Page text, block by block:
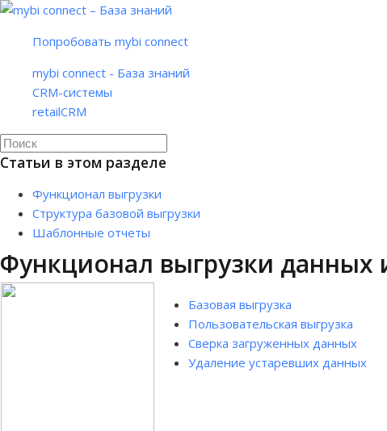
Попробовать mybi connect
mybi connect - База знаний
CRM-системы
retailCRM
Статьи в этом разделе
Функционал выгрузки
Структура базовой выгрузки
Шаблонные отчеты
Функционал выгрузки данных
Базовая выгрузка
Пользовательская выгрузка
Сверка загруженных данных
Удаление устаревших данных